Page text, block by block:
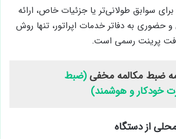
برای سوابق طولانی‌تر یا جزئیات خاص، ارائه
به دفاتر خدمات اپراتور، تنها روش
پرینت رسمی است.
(ضبط
خودکار و هوشمند)